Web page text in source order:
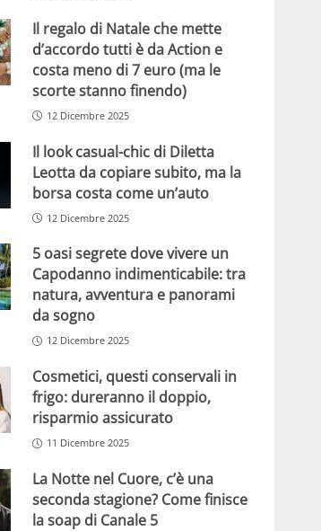
Il regalo di Natale che mette
d’accordo tutti è da Action e
costa meno di 7 euro (ma le
scorte stanno finendo)
12 Dicembre 2025
Il look casual-chic di Diletta
Leotta da copiare subito, ma la
borsa costa come un’auto
12 Dicembre 2025
5 oasi segrete dove vivere un
Capodanno indimenticabile: tra
natura, avventura e panorami
da sogno
12 Dicembre 2025
Cosmetici, questi conservali in
frigo: dureranno il doppio,
risparmio assicurato
11 Dicembre 2025
La Notte nel Cuore, c’è una
seconda stagione? Come finisce
la soap di Canale 5